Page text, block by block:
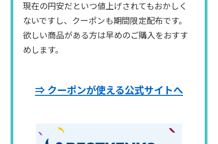
現在の円安だといつ値上げされてもおかしく
ないですし、クーポンも期間限定配布です。
欲しい商品がある方は早めのご購入をおすす
めします。
⇒ クーポンが使える公式サイトへ